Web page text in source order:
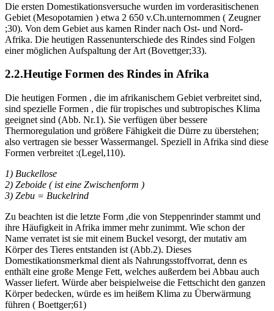
Die ersten Domestikationsversuche wurden im vorderasitischenen
Gebiet (Mesopotamien ) etwa 2 650 v.Ch.unternommen ( Zeugner
;30). Von dem Gebiet aus kamen Rinder nach Ost- und Nord-
Afrika. Die heutigen Rassenunterschiede des Rindes sind Folgen
einer möglichen Aufspaltung der Art (Bovettger;33).
2.2.Heutige Formen des Rindes in Afrika
Die heutigen Formen , die im afrikanischem Gebiet verbreitet sind,
sind spezielle Formen , die für tropisches und subtropisches Klima
geeignet sind (Abb. Nr.1). Sie verfügen über bessere
Thermoregulation und größere Fähigkeit die Dürre zu überstehen;
also vertragen sie besser Wassermangel. Speziell in Afrika sind diese
Formen verbreitet :(Legel,110).
1) Buckellose
2) Zeboide ( ist eine Zwischenform )
3) Zebu = Buckelrind
Zu beachten ist die letzte Form ,die von Steppenrinder stammt und
ihre Häufigkeit in Afrika immer mehr zunimmt. Wie schon der
Name verratet ist sie mit einem Buckel vesorgt, der mutativ am
Körper des Tieres entstanden ist (Abb.2). Dieses
Domestikationsmerkmal dient als Nahrungsstoffvorrat, denn es
enthält eine große Menge Fett, welches außerdem bei Abbau auch
Wasser liefert. Würde aber beispielweise die Fettschicht den ganzen
Körper bedecken, würde es im heißem Klima zu Überwärmung
führen ( Boettger;61)